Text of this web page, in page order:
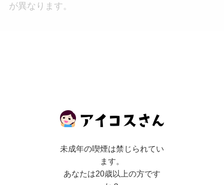
が異なります。
未成年の喫煙は禁じられてい
ます。
あなたは20歳以上の方です